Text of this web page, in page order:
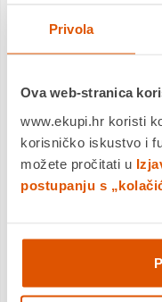
Privola
Ova web-stranica
www.ekupi.hr koristi
korisničko iskustvo i
možete pročitati u
postupanju s
Dostavljamo već od
19.08.2026